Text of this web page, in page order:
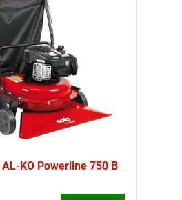
KO Powerline 750 B